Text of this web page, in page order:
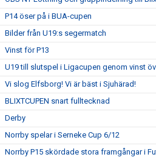
P14 öser på i BUA-cupen
Bilder från U19:s segermatch
Vinst för P13
U19 till slutspel i Ligacupen genom vinst
Vi slog Elfsborg! Vi är bäst i Sjuhärad!
BLIXTCUPEN snart fulltecknad
Derby
Norrby spelar i Serneke Cup 6/12
Norrby P15 skördade stora framgångar i